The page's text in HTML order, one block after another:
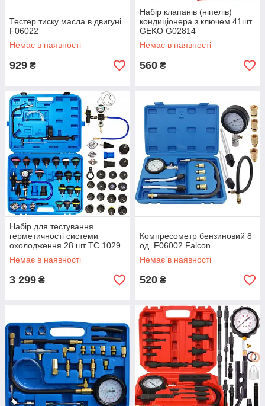
Тестер тиску масла в двигуні
F06022
Немає в наявності
929 ₴
Набір клапанів (ніпелів)
кондиціонера з ключем 41шт
GEKO G02814
Немає в наявності
560 ₴
Набір для тестування
герметичності системи
охолодження 28 шт TC 1029
Немає в наявності
3 299 ₴
Компресометр бензиновий 8
од. F06002 Falcon
Немає в наявності
520 ₴